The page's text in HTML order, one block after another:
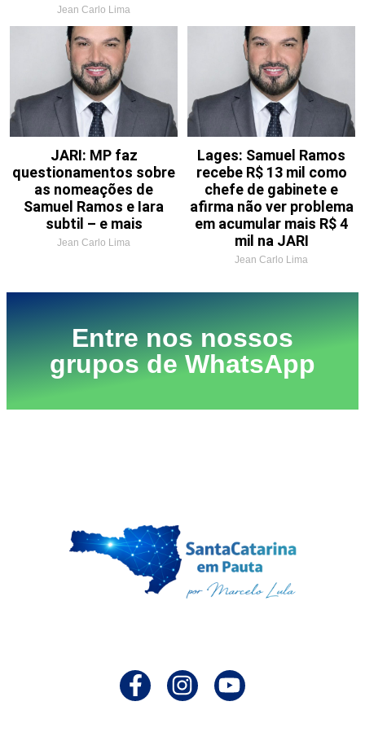
Jean Carlo Lima
JARI: MP faz
questionamentos sobre
as nomeações de
Samuel Ramos e Iara
subtil – e mais
Jean Carlo Lima
Lages: Samuel Ramos
recebe R$ 13 mil como
chefe de gabinete e
afirma não ver problema
em acumular mais R$ 4
mil na JARI
Jean Carlo Lima
Entre nos nossos
grupos de WhatsApp